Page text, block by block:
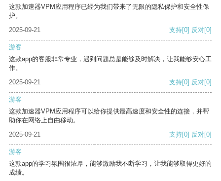
这款加速器VPM应用程序已经为我们带来了无限的隐私保护和安全性保
护。
2025-09-21
支持[0] 反对[0]
游客
这款app的客服非常专业，遇到问题总是能够及时解决，让我能够安心工
作。
2025-09-21
支持[0] 反对[0]
游客
这款加速器VPM应用程序可以给你提供最高速度和安全性的连接，并帮
助你在网络上自由移动。
2025-09-21
支持[0] 反对[0]
游客
这款app的学习氛围很浓厚，能够激励我不断学习，让我能够取得更好的
成绩。